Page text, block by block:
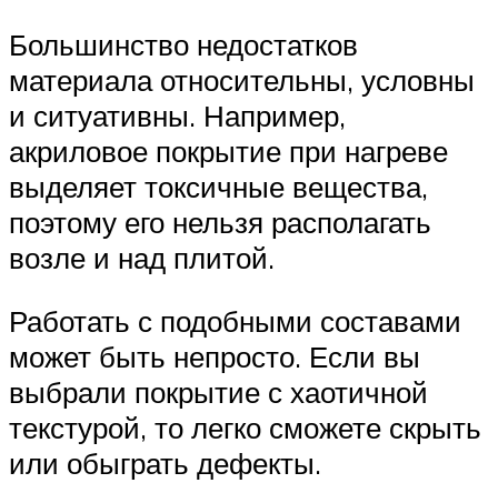
Большинство недостатков
материала относительны, условны
и ситуативны. Например,
акриловое покрытие при нагреве
выделяет токсичные вещества,
поэтому его нельзя располагать
возле и над плитой.
Работать с подобными составами
может быть непросто. Если вы
выбрали покрытие с хаотичной
текстурой, то легко сможете скрыть
или обыграть дефекты.